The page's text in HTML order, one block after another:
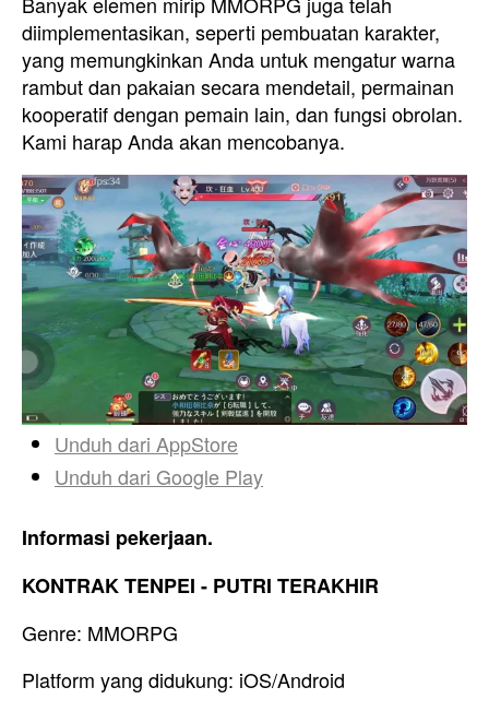
diimplementasikan, seperti pembuatan karakter,
yang memungkinkan Anda untuk mengatur warna
rambut dan pakaian secara mendetail, permainan
kooperatif dengan pemain lain, dan fungsi obrolan.
Kami harap Anda akan mencobanya.
Unduh dari AppStore
Unduh dari Google Play
Informasi pekerjaan.
KONTRAK TENPEI - PUTRI TERAKHIR
Genre: MMORPG
Platform yang didukung: iOS/Android